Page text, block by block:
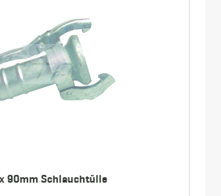
90mm Schlauchtülle